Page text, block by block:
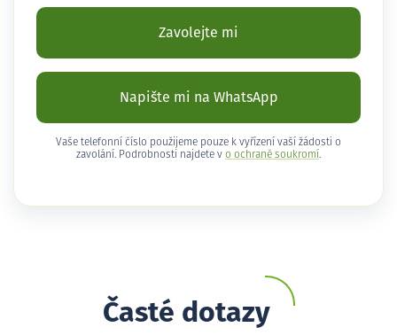
Zavolejte mi
Napište mi na WhatsApp
Vaše telefonní číslo použijeme pouze k vyřízení vaší žádosti o
zavolání. Podrobnosti najdete v o ochraně soukromí .
Časté dotazy